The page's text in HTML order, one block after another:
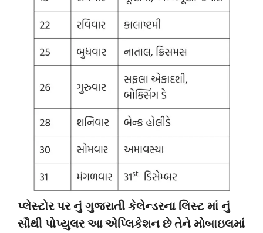
પ્લેસ્ટોર પર નું ગુજરાતી કેલેન્ડરના લિસ્ટ માં નું
સૌથી પોપ્યુલર આ એપ્લિકેશન છે તેને મોબાઇલમાં